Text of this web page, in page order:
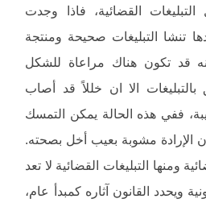
القضائية، فاذا وجدت
تنشا التبليغات صحيحة ومنتجة
انه قد تكون هناك مراعاة للشكل
بالتبليغات الا ان خللاً قد أصاب
ففي هذه الحالة يمكن التمسك
الإرادة مشوبة بعيب أخل بصحته.
ومنها التبليغات القضائية لا تعد
ويحدد القانون آثاره كمبدأ عام،